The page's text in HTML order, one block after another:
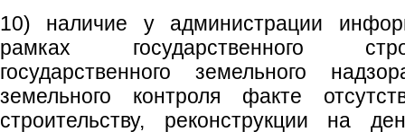
10) наличие у администрации
рамках государственного
государственного земельного
земельного контроля факте
строительству, реконструкции на